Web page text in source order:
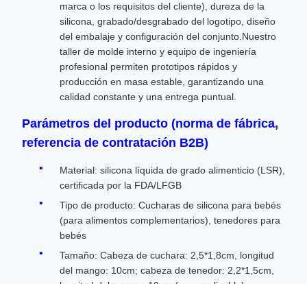
marca o los requisitos del cliente), dureza de la
silicona, grabado/desgrabado del logotipo, diseño
del embalaje y configuración del conjunto.Nuestro
taller de molde interno y equipo de ingeniería
profesional permiten prototipos rápidos y
producción en masa estable, garantizando una
calidad constante y una entrega puntual.
Parámetros del producto (norma de fábrica,
referencia de contratación B2B)
Material: silicona líquida de grado alimenticio (LSR),
certificada por la FDA/LFGB
Tipo de producto: Cucharas de silicona para bebés
(para alimentos complementarios), tenedores para
bebés
Tamaño: Cabeza de cuchara: 2,5*1,8cm, longitud
del mango: 10cm; cabeza de tenedor: 2,2*1,5cm,